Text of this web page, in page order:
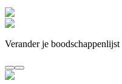
Verander je